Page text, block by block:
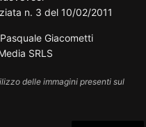
n. 3 del 10/02/2011
Pasquale Giacometti
SRLS
delle immagini presenti sul